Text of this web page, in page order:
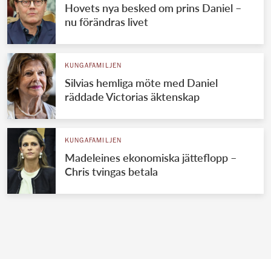
Hovets nya besked om prins Daniel –
nu förändras livet
KUNGAFAMILJEN
Silvias hemliga möte med Daniel
räddade Victorias äktenskap
KUNGAFAMILJEN
Madeleines ekonomiska jätteflopp –
Chris tvingas betala